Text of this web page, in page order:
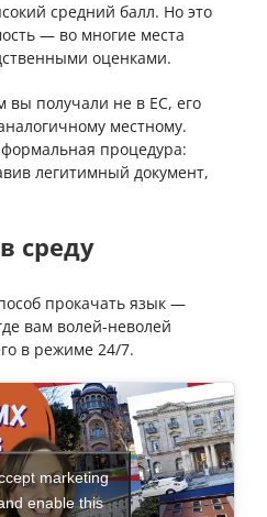
средний балл. Но это
— во многие места
оценками.
вы получали не в ЕС, его
местному.
процедура:
легитимный документ,
среду
прокачать язык —
вам волей-неволей
в режиме 24/7.
marketing
enable this